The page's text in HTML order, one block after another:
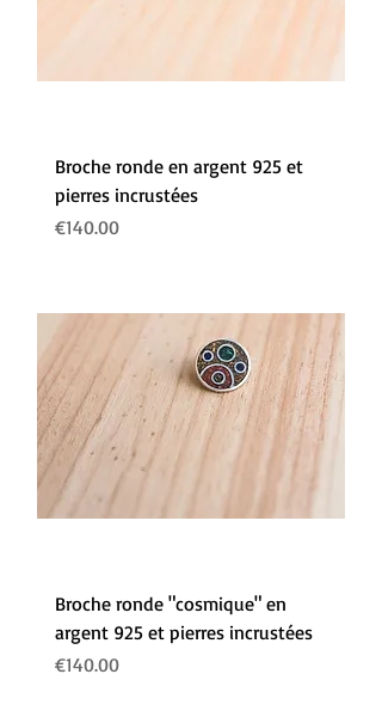
Broche ronde en argent 925 et
pierres incrustées
Prix
€140.00
Broche ronde "cosmique" en
argent 925 et pierres incrustées
Prix
€140.00